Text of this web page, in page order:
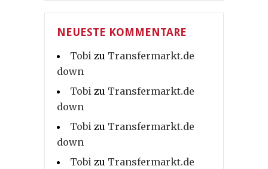
NEUESTE KOMMENTARE
Tobi zu Transfermarkt.de
down
Tobi zu Transfermarkt.de
down
Tobi zu Transfermarkt.de
down
Tobi zu Transfermarkt.de